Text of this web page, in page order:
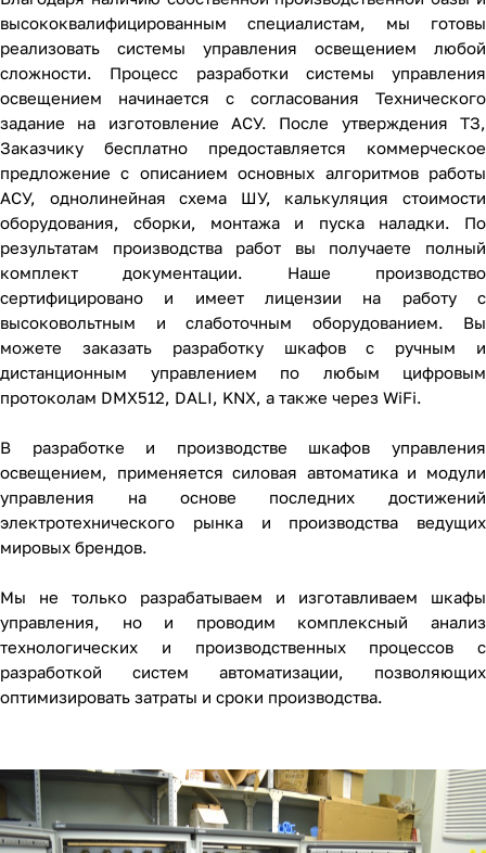
высококвалифицированным специалистам, мы готовы
реализовать системы управления освещением любой
сложности. Процесс разработки системы управления
освещением начинается с согласования Технического
задание на изготовление АСУ. После утверждения ТЗ,
Заказчику бесплатно предоставляется коммерческое
предложение с описанием основных алгоритмов работы
АСУ, однолинейная схема ШУ, калькуляция стоимости
оборудования, сборки, монтажа и пуска наладки. По
результатам производства работ вы получаете полный
комплект документации. Наше производство
сертифицировано и имеет лицензии на работу с
высоковольтным и слаботочным оборудованием. Вы
можете заказать разработку шкафов с ручным и
дистанционным управлением по любым цифровым
протоколам DMX512, DALI, KNX, а также через WiFi.
В разработке и производстве шкафов управления
освещением, применяется силовая автоматика и модули
управления на основе последних достижений
электротехнического рынка и производства ведущих
мировых брендов.
Мы не только разрабатываем и изготавливаем шкафы
управления, но и проводим комплексный анализ
технологических и производственных процессов с
разработкой систем автоматизации, позволяющих
оптимизировать затраты и сроки производства.